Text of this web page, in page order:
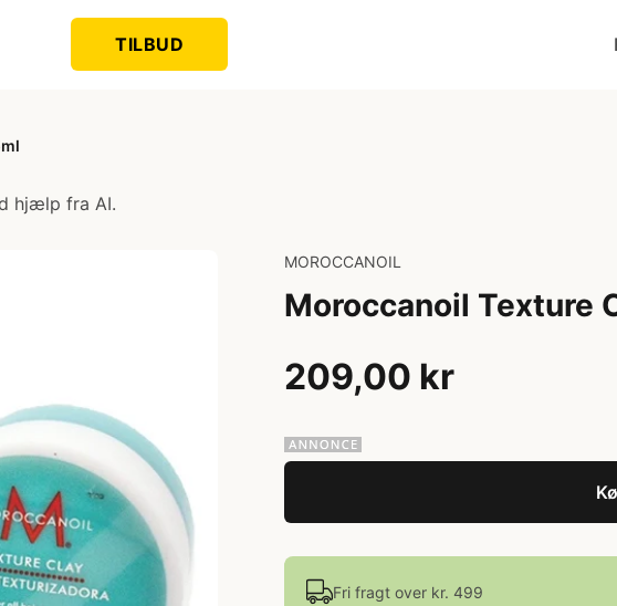
TILBUD
hjælp fra AI.
MOROCCANOIL
Moroccanoil Texture
209,00 kr
Fri fragt over kr. 499